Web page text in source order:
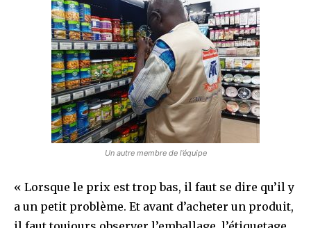
Un autre membre de l’équipe
« Lorsque le prix est trop bas, il faut se dire qu’il y
a un petit problème. Et avant d’acheter un produit,